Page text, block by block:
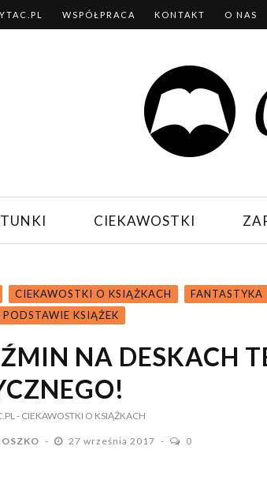
WSPÓŁPRACA KONTAKT O NAS
CIEKAWOSTKI
CIEKAWOSTKI O KSIĄŻKACH FANTASTYKA
PODSTAWIE KSIĄŻEK
NA DESKACH
- CIEKAWOSTKI O KSIĄŻKACH
27 września 2017 0